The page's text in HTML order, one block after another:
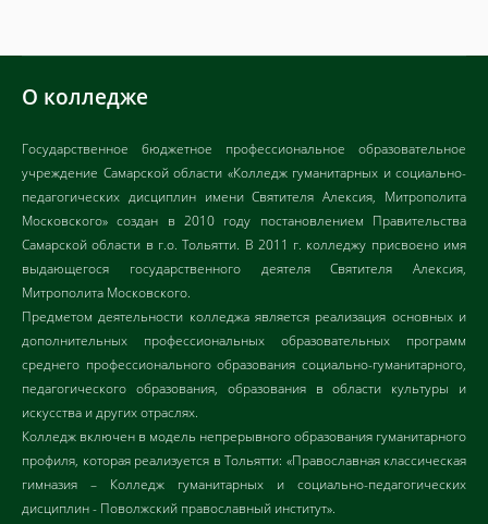
О колледже
Государственное бюджетное профессиональное образовательное
учреждение Самарской области «Колледж гуманитарных и социально-
педагогических дисциплин имени Святителя Алексия, Митрополита
Московского» создан в 2010 году постановлением Правительства
Самарской области в г.о. Тольятти. В 2011 г. колледжу присвоено имя
выдающегося государственного деятеля Святителя Алексия,
Митрополита Московского.
Предметом деятельности колледжа является реализация основных и
дополнительных профессиональных образовательных программ
среднего профессионального образования социально-гуманитарного,
педагогического образования, образования в области культуры и
искусства и других отраслях.
Колледж включен в модель непрерывного образования гуманитарного
профиля, которая реализуется в Тольятти: «Православная классическая
гимназия – Колледж гуманитарных и социально-педагогических
дисциплин - Поволжский православный институт».